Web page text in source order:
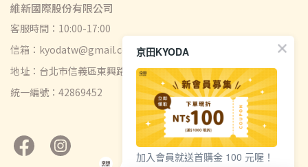
維新國際股份有限公司
客服時間：10:00-17:00
信箱：kyodatw@gmail.com
地址：台北市信義區東興路49號6樓
統一編號：42869452
京田KYODA
加入會員就送首購金 100 元喔！